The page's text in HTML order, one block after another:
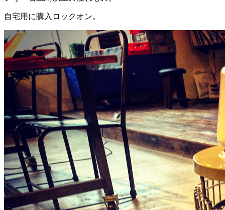
自宅用に購入ロックオン。